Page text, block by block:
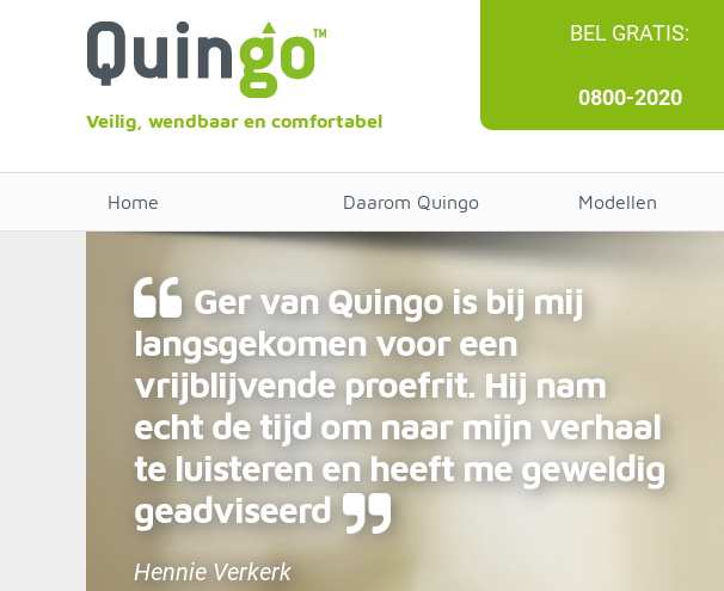
Veilig, wendbaar en comfortabel
BEL GRATIS:
0800-2020
Home Daarom Quingo Modellen
Ger van Quingo is bij mij
langsgekomen voor een
vrijblijvende proefrit. Hij nam
echt de tijd om naar mijn verhaal
te luisteren en heeft me geweldig
geadviseerd
Hennie Verkerk